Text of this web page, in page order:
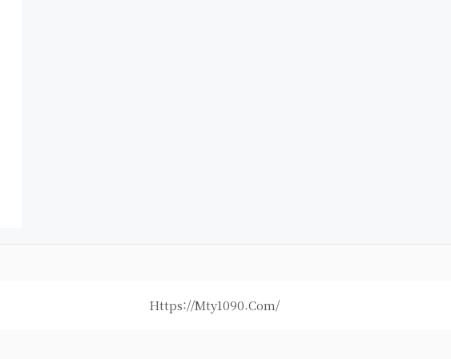
Https://mty1090.com/